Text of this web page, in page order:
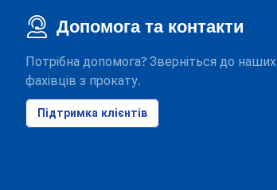
Допомога та контакти
Потрібна допомога? Зверніться до наших
фахівців з прокату.
Підтримка клієнтів